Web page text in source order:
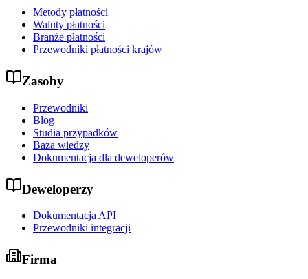
Metody płatności
Waluty płatności
Branże płatności
Przewodniki płatności krajów
Zasoby
Przewodniki
Blog
Studia przypadków
Baza wiedzy
Dokumentacja dla deweloperów
Deweloperzy
Dokumentacja API
Przewodniki integracji
Firma